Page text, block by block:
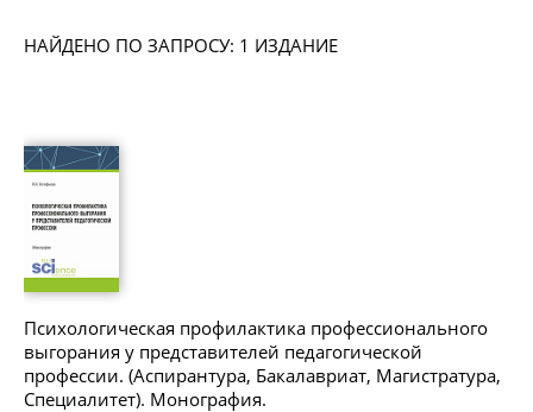
НАЙДЕНО ПО ЗАПРОСУ: 1 ИЗДАНИЕ
Психологическая профилактика профессионального
выгорания у представителей педагогической
профессии. (Аспирантура, Бакалавриат, Магистратура,
Специалитет). Монография.